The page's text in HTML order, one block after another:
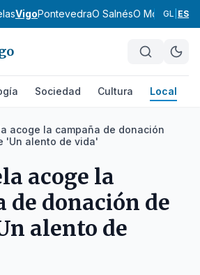
VigoPontevedraO SalnésO MorrazoO
GL ES
Sociedad Cultura Local
acoge la campaña de donación
'Un alento de vida'
acoge la
de donación de
alento de